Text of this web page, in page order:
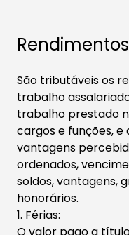
São tributáveis os
trabalho
trabalho prestado
cargos e funções,
vantagens
ordenados,
soldos, ​vantagens,
honorários.
1. Férias: